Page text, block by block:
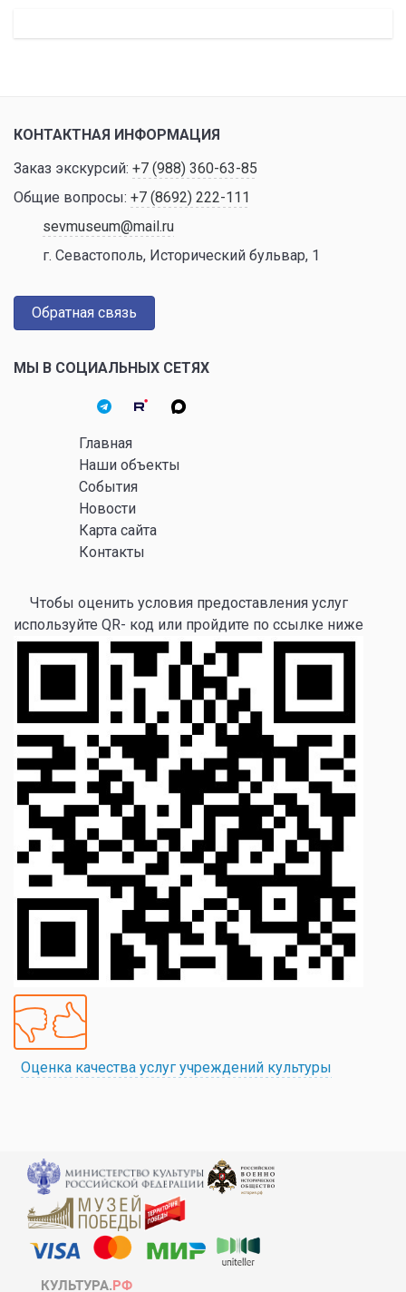
КОНТАКТНАЯ ИНФОРМАЦИЯ
Заказ экскурсий: +7 (988) 360-63-85
Общие вопросы: +7 (8692) 222-111
sevmuseum@mail.ru
г. Севастополь, Исторический бульвар, 1
Обратная связь
МЫ В СОЦИАЛЬНЫХ СЕТЯХ
Главная
Наши объекты
События
Новости
Карта сайта
Контакты
Чтобы оценить условия предоставления услуг
используйте QR- код или пройдите по ссылке ниже
Оценка качества услуг учреждений культуры